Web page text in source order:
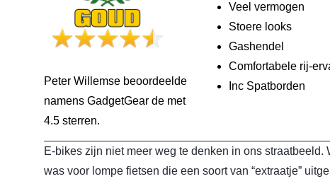
Peter Willemse beoordeelde
namens GadgetGear de met
4.5 sterren.
Veel vermogen
Stoere looks
Gashendel
Comfortabele rij-
Inc Spatborden
E-bikes zijn niet meer weg te denken in ons
was voor lompe fietsen die een soort van “extraatje”